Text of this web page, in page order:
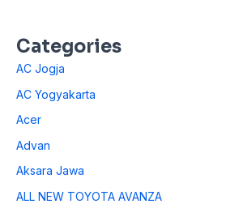
Categories
AC Jogja
AC Yogyakarta
Acer
Advan
Aksara Jawa
ALL NEW TOYOTA AVANZA